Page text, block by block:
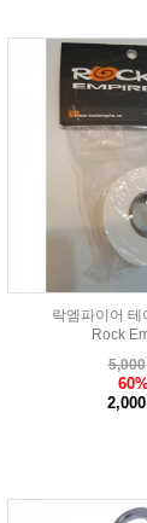
락엠파이어
Rock
5,000